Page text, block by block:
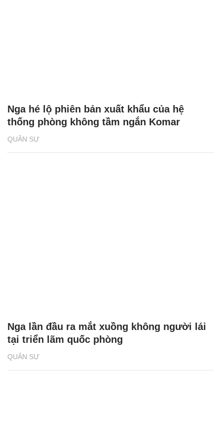
QUÂN SỰ
Nga hé lộ phiên bản xuất khẩu của hệ
thống phòng không tầm ngắn Komar
QUÂN SỰ
Nga lần đầu ra mắt xuồng không người lái
tại triển lãm quốc phòng